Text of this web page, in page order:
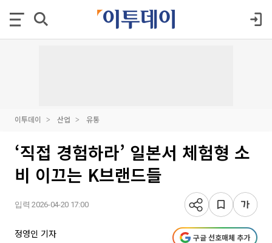
이투데이 산업 유통
‘직접 경험하라’ 일본서 체험형 소
비 이끄는 K브랜드들
입력 2026-04-20 17:00
정영인 기자 구글 선호매체 추가